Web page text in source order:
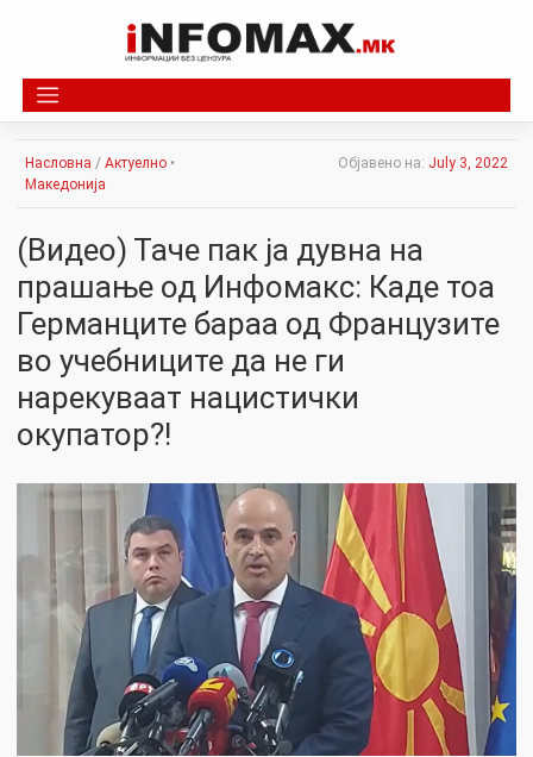
Насловна / Актуелно •
Македонија
Објавено на: July 3, 2022
(Видео) Таче пак ја дувна на
прашање од Инфомакс: Каде тоа
Германците бараа од Французите
во учебниците да не ги
нарекуваат нацистички
окупатор?!